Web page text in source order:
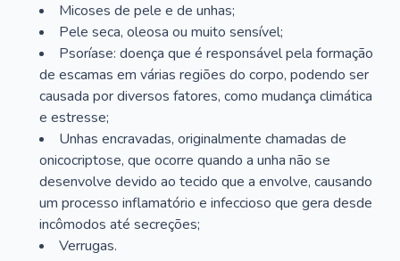
Micoses de pele e de unhas;
Pele seca, oleosa ou muito sensível;
Psoríase: doença que é responsável pela formação
de escamas em várias regiões do corpo, podendo ser
causada por diversos fatores, como mudança climática
e estresse;
Unhas encravadas, originalmente chamadas de
onicocriptose, que ocorre quando a unha não se
desenvolve devido ao tecido que a envolve, causando
um processo inflamatório e infeccioso que gera desde
incômodos até secreções;
Verrugas.